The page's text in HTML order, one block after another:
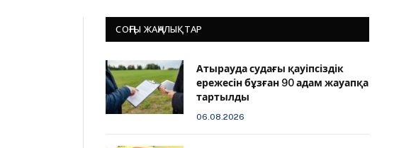
СОҢҒЫ ЖАҢАЛЫҚТАР
Атырауда судағы қауіпсіздік
ережесін бұзған 90 адам жауапқа
тартылды
06.08.2026